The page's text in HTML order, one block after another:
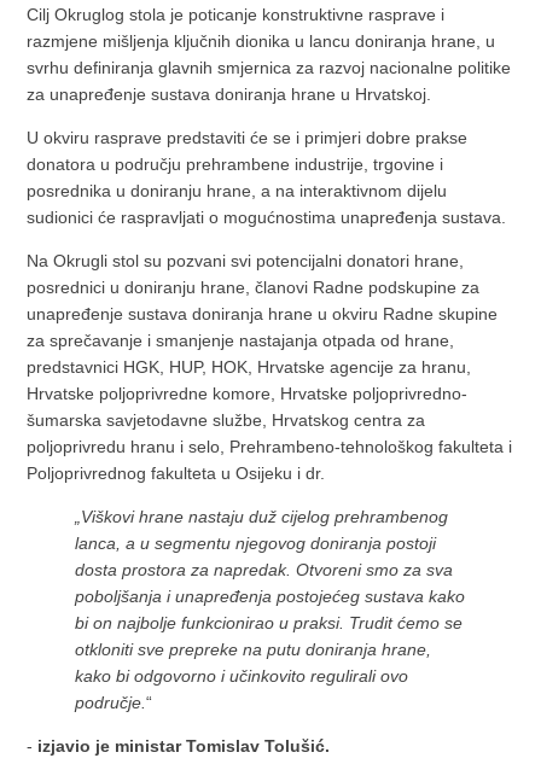
Cilj Okruglog stola je poticanje konstruktivne rasprave i
razmjene mišljenja ključnih dionika u lancu doniranja hrane, u
svrhu definiranja glavnih smjernica za razvoj nacionalne politike
za unapređenje sustava doniranja hrane u Hrvatskoj.
U okviru rasprave predstaviti će se i primjeri dobre prakse
donatora u području prehrambene industrije, trgovine i
posrednika u doniranju hrane, a na interaktivnom dijelu
sudionici će raspravljati o mogućnostima unapređenja sustava.
Na Okrugli stol su pozvani svi potencijalni donatori hrane,
posrednici u doniranju hrane, članovi Radne podskupine za
unapređenje sustava doniranja hrane u okviru Radne skupine
za sprečavanje i smanjenje nastajanja otpada od hrane,
predstavnici HGK, HUP, HOK, Hrvatske agencije za hranu,
Hrvatske poljoprivredne komore, Hrvatske poljoprivredno-
šumarska savjetodavne službe, Hrvatskog centra za
poljoprivredu hranu i selo, Prehrambeno-tehnološkog fakulteta i
Poljoprivrednog fakulteta u Osijeku i dr.
„Viškovi hrane nastaju duž cijelog prehrambenog
lanca, a u segmentu njegovog doniranja postoji
dosta prostora za napredak. Otvoreni smo za sva
poboljšanja i unapređenja postojećeg sustava kako
bi on najbolje funkcionirao u praksi. Trudit ćemo se
otkloniti sve prepreke na putu doniranja hrane,
kako bi odgovorno i učinkovito regulirali ovo
područje.“
- izjavio je ministar Tomislav Tolušić.